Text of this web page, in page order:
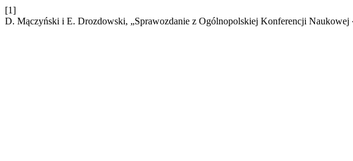
[1]
D. Mączyński i E. Drozdowski, „Sprawozdanie z Ogólnopolskiej Konferencji Naukowej